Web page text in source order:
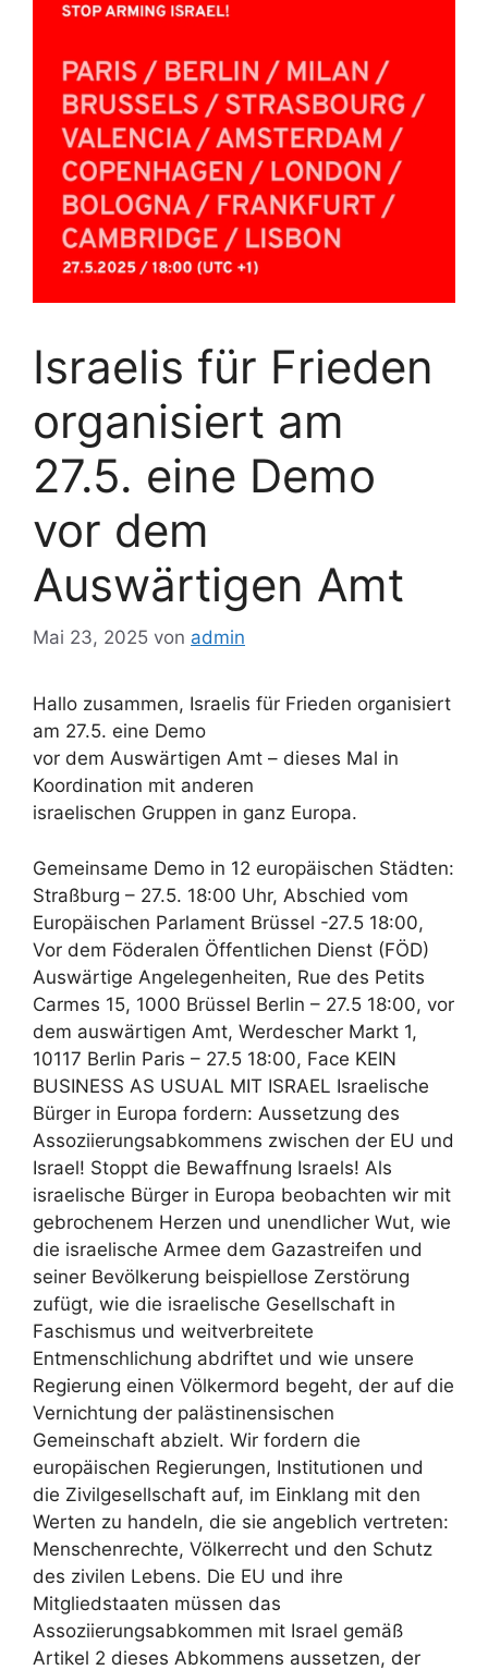
Israelis für Frieden
organisiert am
27.5. eine Demo
vor dem
Auswärtigen Amt
Mai 23, 2025 von admin
Hallo zusammen, Israelis für Frieden organisiert
am 27.5. eine Demo
vor dem Auswärtigen Amt – dieses Mal in
Koordination mit anderen
israelischen Gruppen in ganz Europa.
Gemeinsame Demo in 12 europäischen Städten:
Straßburg – 27.5. 18:00 Uhr, Abschied vom
Europäischen Parlament Brüssel -27.5 18:00,
Vor dem Föderalen Öffentlichen Dienst (FÖD)
Auswärtige Angelegenheiten, Rue des Petits
Carmes 15, 1000 Brüssel Berlin – 27.5 18:00, vor
dem auswärtigen Amt, Werdescher Markt 1,
10117 Berlin Paris – 27.5 18:00, Face KEIN
BUSINESS AS USUAL MIT ISRAEL Israelische
Bürger in Europa fordern: Aussetzung des
Assoziierungsabkommens zwischen der EU und
Israel! Stoppt die Bewaffnung Israels! Als
israelische Bürger in Europa beobachten wir mit
gebrochenem Herzen und unendlicher Wut, wie
die israelische Armee dem Gazastreifen und
seiner Bevölkerung beispiellose Zerstörung
zufügt, wie die israelische Gesellschaft in
Faschismus und weitverbreitete
Entmenschlichung abdriftet und wie unsere
Regierung einen Völkermord begeht, der auf die
Vernichtung der palästinensischen
Gemeinschaft abzielt. Wir fordern die
europäischen Regierungen, Institutionen und
die Zivilgesellschaft auf, im Einklang mit den
Werten zu handeln, die sie angeblich vertreten:
Menschenrechte, Völkerrecht und den Schutz
des zivilen Lebens. Die EU und ihre
Mitgliedstaaten müssen das
Assoziierungsabkommen mit Israel gemäß
Artikel 2 dieses Abkommens aussetzen, der